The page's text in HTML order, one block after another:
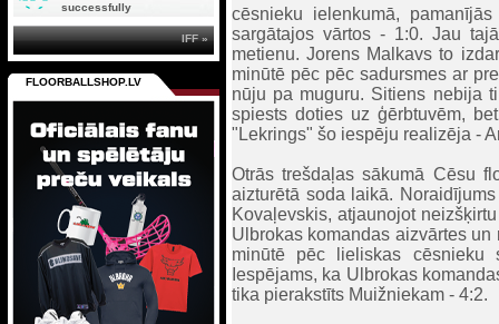
cēsnieku ielenkumā,
sargātajos vārtos - 1:0. Jau
metienu. Jorens Malkavs to
minūtē pēc pēc sadursmes ar
nūju pa muguru. Sitiens nebija
spiests doties uz ģērbtuvēm,
"Lekrings" šo iespēju realizēja -
Otrās trešdaļas sākumā Cēsu
aizturētā soda laikā.
Kovaļevskis, atjaunojot
Ulbrokas komandas aizvārtes
minūtē pēc lieliskas cēsnieku
Iespējams, ka Ulbrokas
tika pierakstīts Muižniekam - 4:2.
successfully
IFF »
FLOORBALLSHOP.LV